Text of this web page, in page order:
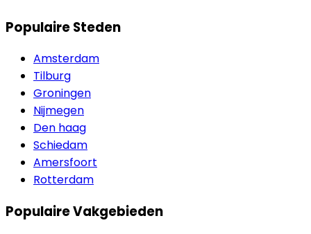
Populaire Steden
Amsterdam
Tilburg
Groningen
Nijmegen
Den haag
Schiedam
Amersfoort
Rotterdam
Populaire Vakgebieden